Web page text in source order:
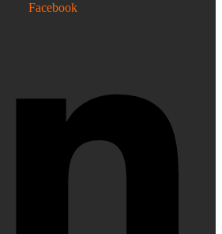
Facebook